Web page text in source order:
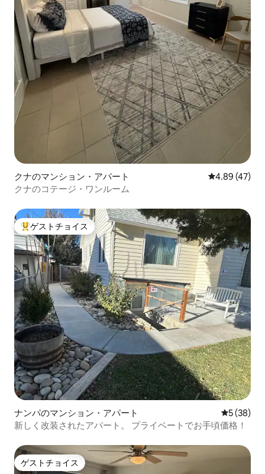
クナのマンション・アパート レビュー47
4.89 (47)
クナのコテージ・ワンルーム
大好評のゲストチョイスです。
ゲストチョイス
ナンパのマンション・アパート レビュー
5 (38)
新しく改装されたアパート。 プライベートでお手頃価格！
ゲストチョイス
ゲストチョイス